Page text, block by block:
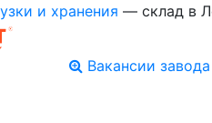
и хранения — склад в
Вакансии завода